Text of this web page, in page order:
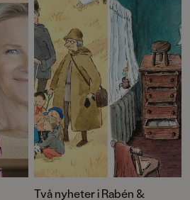
Två nyheter i Rabén &